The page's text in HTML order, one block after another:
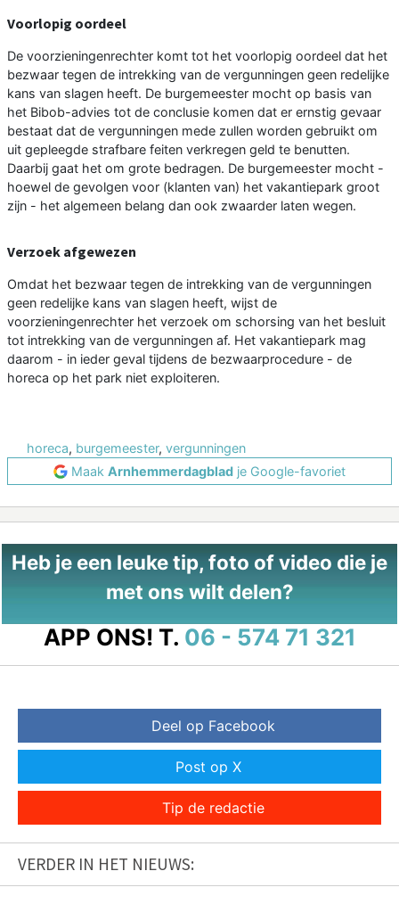
Voorlopig oordeel
De voorzieningenrechter komt tot het voorlopig oordeel dat het
bezwaar tegen de intrekking van de vergunningen geen redelijke
kans van slagen heeft. De burgemeester mocht op basis van
het Bibob-advies tot de conclusie komen dat er ernstig gevaar
bestaat dat de vergunningen mede zullen worden gebruikt om
uit gepleegde strafbare feiten verkregen geld te benutten.
Daarbij gaat het om grote bedragen. De burgemeester mocht -
hoewel de gevolgen voor (klanten van) het vakantiepark groot
zijn - het algemeen belang dan ook zwaarder laten wegen.
Verzoek afgewezen
Omdat het bezwaar tegen de intrekking van de vergunningen
geen redelijke kans van slagen heeft, wijst de
voorzieningenrechter het verzoek om schorsing van het besluit
tot intrekking van de vergunningen af. Het vakantiepark mag
daarom - in ieder geval tijdens de bezwaarprocedure - de
horeca op het park niet exploiteren.
horeca, burgemeester, vergunningen
Maak Arnhemmerdagblad je Google-favoriet
Heb je een leuke tip, foto of video die je
met ons wilt delen?
APP ONS! T. 06 - 574 71 321
Deel op Facebook
Post op X
Tip de redactie
VERDER IN HET NIEUWS: